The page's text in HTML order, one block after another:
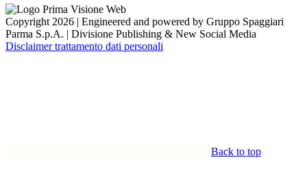
Copyright 2026 | Engineered and powered by Gruppo Spaggiari
Parma S.p.A. | Divisione Publishing & New Social Media
Disclaimer trattamento dati personali
Back to top